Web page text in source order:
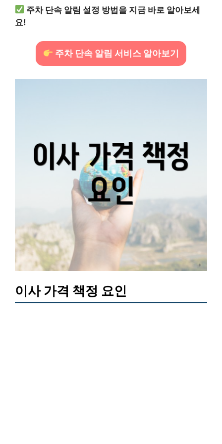
주차 단속 알림 설정 방법을 지금 바로 알아보세
요!
주차 단속 알림 서비스 알아보기
이사 가격 책정 요인